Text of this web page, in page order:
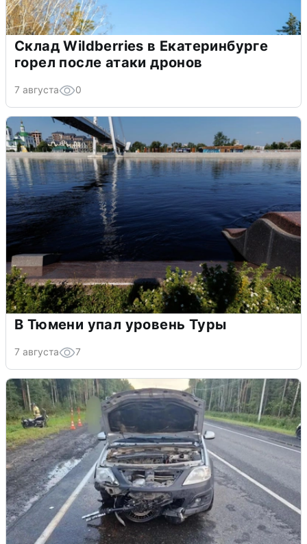
Склад Wildberries в Екатеринбурге
горел после атаки дронов
7 августа 0
В Тюмени упал уровень Туры
7 августа 7